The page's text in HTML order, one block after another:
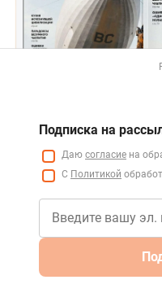
Подписка на
Даю согласие на
С Политикой